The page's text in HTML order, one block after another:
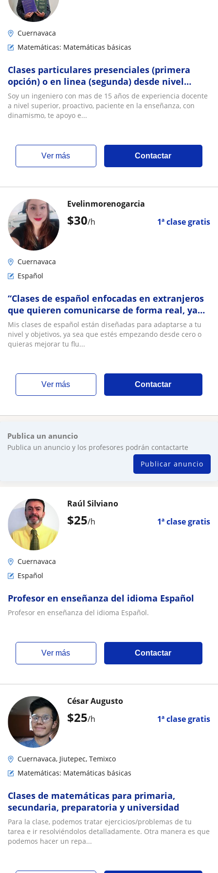
Cuernavaca
Matemáticas: Matemáticas básicas
Clases particulares presenciales (primera
opción) o en linea (segunda) desde nivel
básico hasta superior de matemáticas
Soy un ingeniero con mas de 15 años de experiencia docente
a nivel superior, proactivo, paciente en la enseñanza, con
dinamismo, te apoyo e...
ver más Contactar
$30/h 1ª clase gratis
Evelinmorenogarcia
Cuernavaca
Español
“Clases de español enfocadas en extranjeros
que quieren comunicarse de forma real, ya
sea para viajar, vivir o trabajar.”
Mis clases de español están diseñadas para adaptarse a tu
nivel y objetivos, ya sea que estés empezando desde cero o
quieras mejorar tu flu...
ver más Contactar
Publica un anuncio
Publica un anuncio y los profesores podrán contactarte
Publicar anuncio
$25/h 1ª clase gratis
Raúl Silviano
Cuernavaca
Español
Profesor en enseñanza del idioma Español
Profesor en enseñanza del idioma Español.
ver más Contactar
$25/h 1ª clase gratis
César Augusto
Cuernavaca, Jiutepec, Temixco
Matemáticas: Matemáticas básicas
Clases de matemáticas para primaria,
secundaria, preparatoria y universidad
Para la clase, podemos tratar ejercicios/problemas de tu
tarea e ir resolviéndolos detalladamente. Otra manera es que
podemos hacer un repa...